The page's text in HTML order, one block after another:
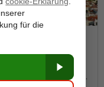
auspacken und so
einen Ausflugsurlaub